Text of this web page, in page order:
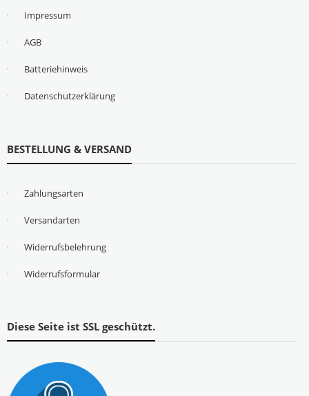
Impressum
AGB
Batteriehinweis
Datenschutzerklärung
BESTELLUNG & VERSAND
Zahlungsarten
Versandarten
Widerrufsbelehrung
Widerrufsformular
Diese Seite ist SSL geschützt.